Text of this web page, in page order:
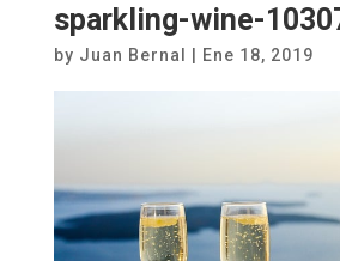
sparkling-wine-
by Juan Bernal Ene 18, 2019